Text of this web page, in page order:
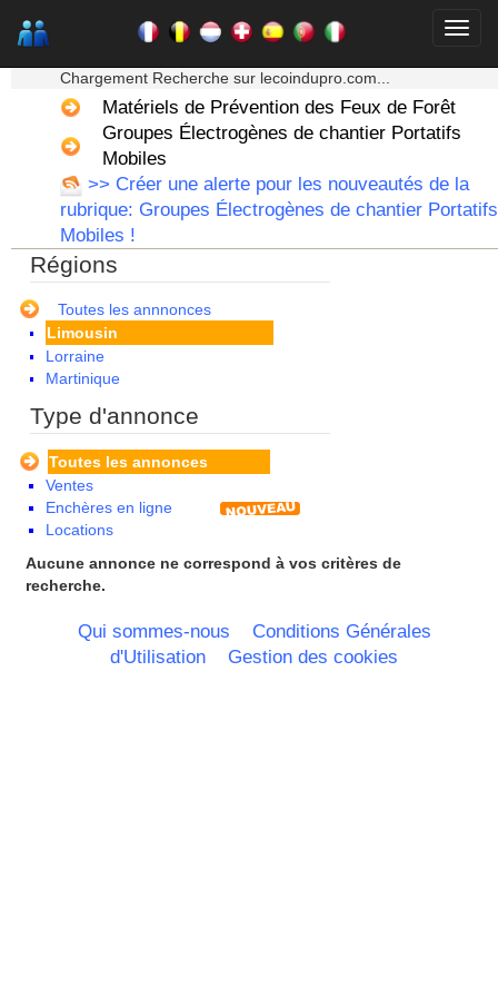
Chargement Recherche sur lecoindupro.com...
Matériels de Prévention des Feux de Forêt
Groupes Électrogènes de chantier Portatifs
Mobiles
>> Créer une alerte pour les nouveautés de la
rubrique: Groupes Électrogènes de chantier Portatifs
Mobiles !
Régions
Toutes les annnonces
Basse Normandie
Bourgogne
Bretagne
Centre
Champagne Ardenne
Corse
Franche Comte - Suisse
Guadeloupe
Guyane
Haute Normandie
Ile de France
La Réunion
Languedoc Roussillon
Limousin
Lorraine
Martinique
Midi Pyrenees - Espagne -
Portugal
Nord Pas de Calais - Belgique -
Pays Bas
Pays de la Loire
Picardie
Poitou Charentes
Principauté de Monaco
Italie
Rhone Alpes
Type d'annonce
Toutes les annonces
Ventes
Enchères en ligne
Locations
Aucune annonce ne correspond à vos critères de
recherche.
Qui sommes-nous
Conditions Générales
d'Utilisation
Gestion des cookies